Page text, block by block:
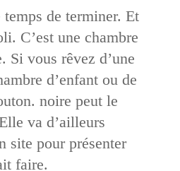
de terminer. Et
C’est une chambre
Si vous rêvez d’une
d’enfant ou de
noire peut le
va d’ailleurs
site pour présenter
faire.